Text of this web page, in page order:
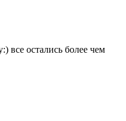
все остались более чем